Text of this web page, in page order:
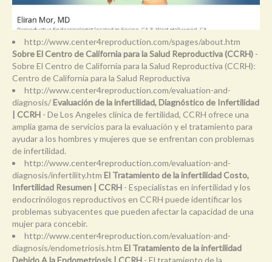
http://www.center4reproduction.com/spages/about.htm
Sobre El Centro de California para la Salud Reproductiva (CCRH) -
Sobre El Centro de California para la Salud Reproductiva (CCRH):
Centro de California para la Salud Reproductiva
http://www.center4reproduction.com/evaluation-and-
diagnosis/Evaluación de la infertilidad, Diagnóstico de Infertilidad
| CCRH - De Los Angeles clínica de fertilidad, CCRH ofrece una
amplia gama de servicios para la evaluación y el tratamiento para
ayudar a los hombres y mujeres que se enfrentan con problemas
de infertilidad.
http://www.center4reproduction.com/evaluation-and-
diagnosis/infertility.htm El Tratamiento de la infertilidad Costo,
Infertilidad Resumen | CCRH - Especialistas en infertilidad y los
endocrinólogos reproductivos en CCRH puede identificar los
problemas subyacentes que pueden afectar la capacidad de una
mujer para concebir.
http://www.center4reproduction.com/evaluation-and-
diagnosis/endometriosis.htm El Tratamiento de la infertilidad
Debido A la Endometriosis | CCRH - El tratamiento de la